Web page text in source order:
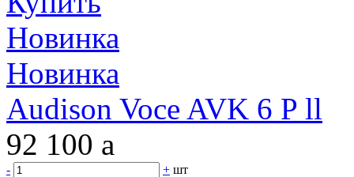
Новинка
Новинка
Audison Voce AVK 6 P ll
92 100 a
- + шт